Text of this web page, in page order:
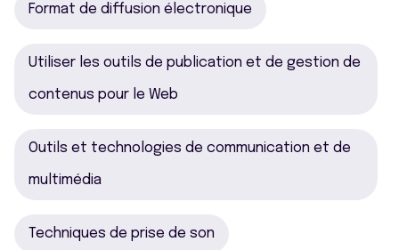
Format de diffusion électronique
Utiliser les outils de publication et de gestion de
contenus pour le Web
Outils et technologies de communication et de
multimédia
Techniques de prise de son